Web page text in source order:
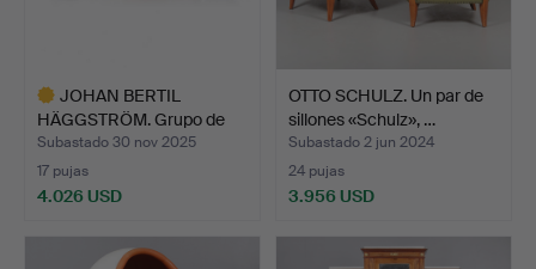
JOHAN BERTIL
HÄGGSTRÖM. Grupo de
sofás con…
Subastado 30 nov 2025
17 pujas
4.026 USD
seleccionado
OTTO SCHULZ. Un par de
sillones «Schulz», …
Subastado 2 jun 2024
24 pujas
3.956 USD